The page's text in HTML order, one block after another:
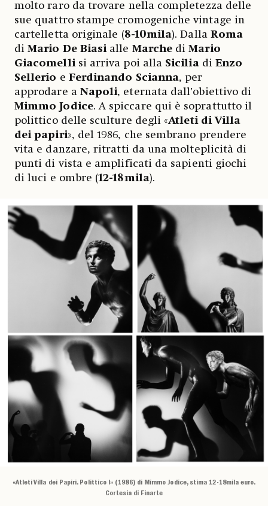
molto raro da trovare nella completezza delle
sue quattro stampe cromogeniche vintage in
cartelletta originale (8-10mila). Dalla Roma
diMario De Biasialle Marche diMario
Giacomelli si arriva poi alla Sicilia diEnzo
Sellerio e Ferdinando Scianna, per
approdare a Napoli, eternata dall’obiettivo di
Mimmo Jodice. A spiccare qui è soprattutto il
polittico delle sculture degli «Atleti di Villa
dei papiri», del 1986, che sembrano prendere
vita e danzare, ritratti da una molteplicità di
punti di vista e amplificati da sapienti giochi
di luci e ombre (12-18mila).
«Atleti Villa dei Papiri. Polittico I» (1986) di Mimmo Jodice, stima 12-18mila euro.
Cortesia di Finarte